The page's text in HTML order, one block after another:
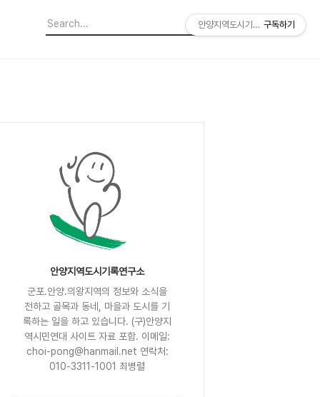
안양지역도시기록연구소
군포.안양.의왕지역의 정보와 소식을
전하고 골목과 동네, 마을과 도시를 기
록하는 일을 하고 있습니다. (구)안양지
역시민연대 사이트 자료 포함. 이메일:
choi-pong@hanmail.net 연락처:
010-3311-1001 최병렬
안양지역도시기록연구소
구독하기